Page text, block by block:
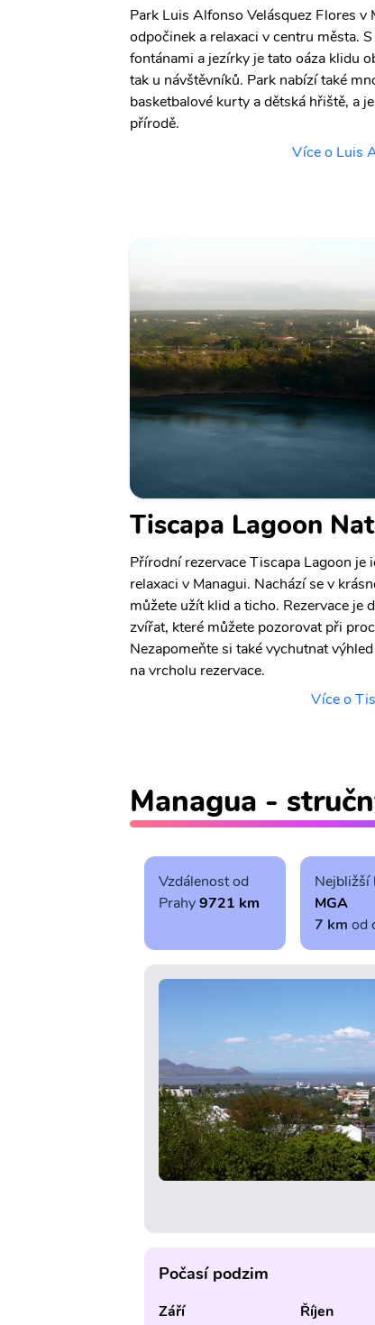
Park Luis Alfonso Velásquez Flores
odpočinek a relaxaci v centru města.
fontánami a jezírky je tato oáza klidu
tak u návštěvníků. Park nabízí také
basketbalové kurty a dětská hřiště, a
přírodě.
Více o Luis
Tiscapa Lagoon
Přírodní rezervace Tiscapa Lagoon
relaxaci v Managui. Nachází se v
můžete užít klid a ticho. Rezervace je
zvířat, které můžete pozorovat při
Nezapomeňte si také vychutnat
na vrcholu rezervace.
Více o
Managua -
Vzdálenost od
Prahy9721 km
Nejbližší
MGA
7 km od
Počasí podzim
Září Říjen